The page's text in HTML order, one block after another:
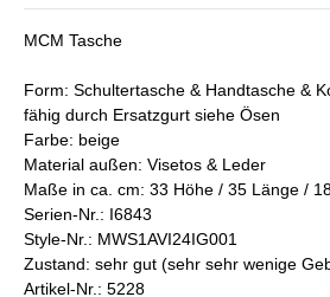
MCM Tasche
Form: Schultertasche & Handtasche &
fähig durch Ersatzgurt siehe Ösen
Farbe: beige
Material außen: Visetos & Leder
Maße in ca. cm: 33 Höhe / 35 Länge /
Serien-Nr.: I6843
Style-Nr.: MWS1AVI24IG001
Zustand: sehr gut (sehr sehr wenige
Artikel-Nr.: 5228